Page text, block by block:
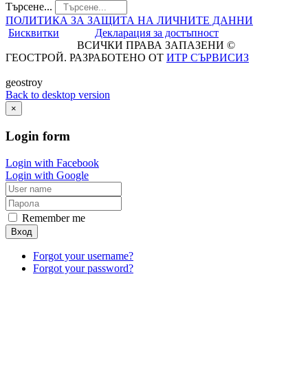
Търсене...
ПОЛИТИКА ЗА ЗАЩИТА НА ЛИЧНИТЕ ДАННИ
Бисквитки
Декларация за достъпност
ВСИЧКИ ПРАВА ЗАПАЗЕНИ ©
ГЕОСТРОЙ. РАЗРАБОТЕНО ОТ ИТР СЪРВИСИЗ
geostroy
Back to desktop version
×
Login form
Login with Facebook
Login with Google
Remember me
Вход
Forgot your username?
Forgot your password?